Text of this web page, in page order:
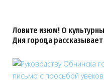
Ловите изюм! О
Дня города